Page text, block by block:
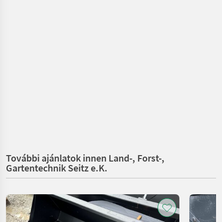
További ajánlatok innen Land-, Forst-,
Gartentechnik Seitz e.K.